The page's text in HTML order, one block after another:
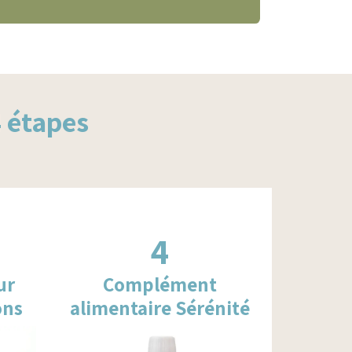
étapes
4
Complément
alimentaire Sérénité